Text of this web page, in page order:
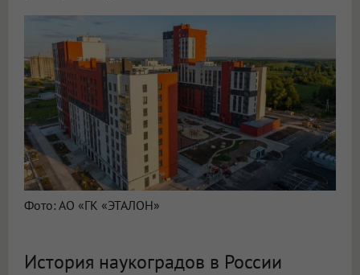
Фото: АО «ГК «ЭТАЛОН»
История наукоградов в России